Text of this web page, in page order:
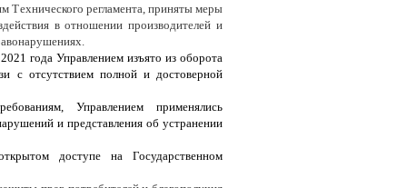
Технического регламента, приняты меры
в отношении производителей и
года Управлением изъято из оборота
с отсутствием полной и достоверной
Управлением применялись
и представления об устранении
доступе на Государственном